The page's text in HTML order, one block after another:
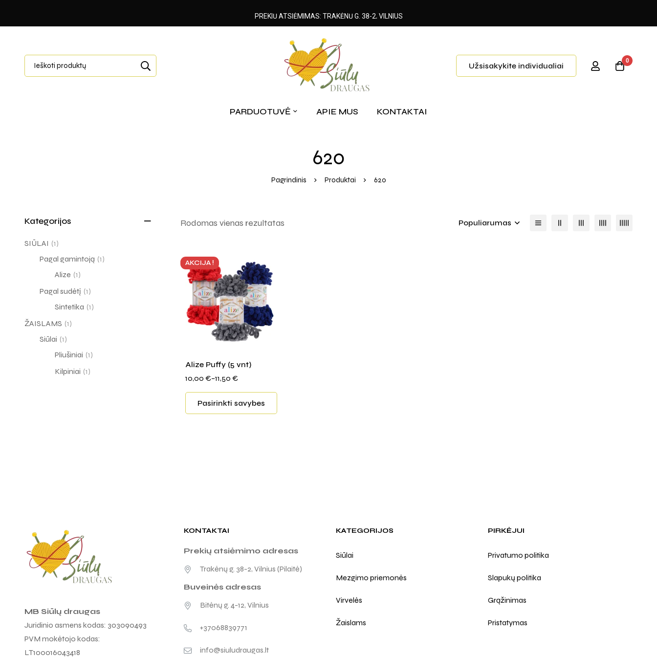
Užsisakykite individualiai
0
PARDUOTUVĖ APIE MUS KONTAKTAI
620
Pagrindinis Produktai 620
Kategorijos
SIŪLAI (1)
Pagal gamintoją (1)
Alize (1)
Pagal sudėtį (1)
Sintetika (1)
ŽAISLAMS (1)
Siūlai (1)
Pliušiniai (1)
Kilpiniai (1)
Rodomas vienas rezultatas Populiarumas
AKCIJA !
Alize Puffy (5 vnt)
10,00 €–11,50 €
Pasirinkti savybes
MB Siūlų draugas
Juridinio asmens kodas: 303090493
PVM mokėtojo kodas:
LT100016043418
KONTAKTAI
Prekių atsiėmimo adresas
Trakėnų g. 38-2, Vilnius (Pilaitė)
Buveinės adresas
Bitėnų g. 4-12, Vilnius
+37068839771
info@siuludraugas.lt
KATEGORIJOS
Siūlai
Mezgimo priemonės
Virvelės
Žaislams
PIRKĖJUI
Privatumo politika
Slapukų politika
Grąžinimas
Pristatymas
PREKIŲ ATSIĖMIMAS: TRAKĖNŲ G. 38-2, VILNIUS